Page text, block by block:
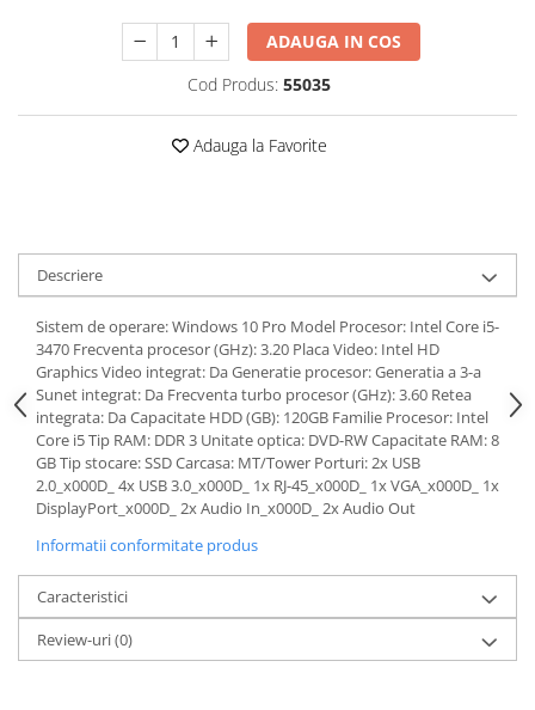
ADAUGA IN COS
Cod Produs: 55035
Adauga la Favorite
Descriere
Sistem de operare: Windows 10 Pro Model Procesor: Intel Core i5-
3470 Frecventa procesor (GHz): 3.20 Placa Video: Intel HD
Graphics Video integrat: Da Generatie procesor: Generatia a 3-a
Sunet integrat: Da Frecventa turbo procesor (GHz): 3.60 Retea
integrata: Da Capacitate HDD (GB): 120GB Familie Procesor: Intel
Core i5 Tip RAM: DDR 3 Unitate optica: DVD-RW Capacitate RAM: 8
GB Tip stocare: SSD Carcasa: MT/Tower Porturi: 2x USB
2.0_x000D_ 4x USB 3.0_x000D_ 1x RJ-45_x000D_ 1x VGA_x000D_ 1x
DisplayPort_x000D_ 2x Audio In_x000D_ 2x Audio Out
Informatii conformitate produs
Caracteristici
Review-uri(0)